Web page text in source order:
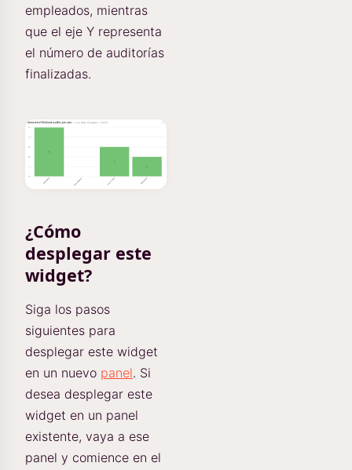
empleados, mientras
que el eje Y representa
el número de auditorías
finalizadas.
¿Cómo
desplegar este
widget?
Siga los pasos
siguientes para
desplegar este widget
en un nuevo panel. Si
desea desplegar este
widget en un panel
existente, vaya a ese
panel y comience en el